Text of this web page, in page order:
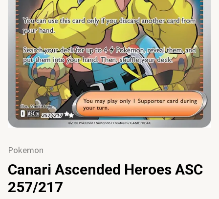
Pokemon
Canari Ascended Heroes ASC
257/217